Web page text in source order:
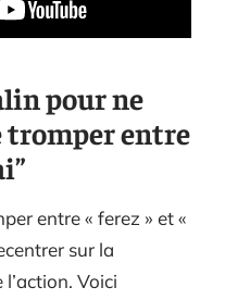
pour ne
tromper entre
entre « ferez » et «
sur la
Voici